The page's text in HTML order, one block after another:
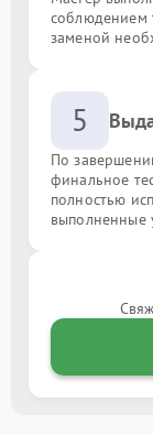
соблюдением
заменой
5
По
финальное
полностью
выполненные